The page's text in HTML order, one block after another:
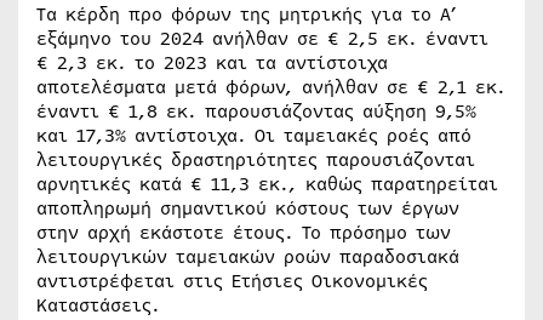
Τα κέρδη προ φόρων της μητρικής για το Α’
εξάμηνο του 2024 ανήλθαν σε € 2,5 εκ. έναντι
€ 2,3 εκ. το 2023 και τα αντίστοιχα
αποτελέσματα μετά φόρων, ανήλθαν σε € 2,1 εκ.
έναντι € 1,8 εκ. παρουσιάζοντας αύξηση 9,5%
και 17,3% αντίστοιχα. Οι ταμειακές ροές από
λειτουργικές δραστηριότητες παρουσιάζονται
αρνητικές κατά € 11,3 εκ., καθώς παρατηρείται
αποπληρωμή σημαντικού κόστους των έργων
στην αρχή εκάστοτε έτους. Το πρόσημο των
λειτουργικών ταμειακών ροών παραδοσιακά
αντιστρέφεται στις Ετήσιες Οικονομικές
Καταστάσεις.